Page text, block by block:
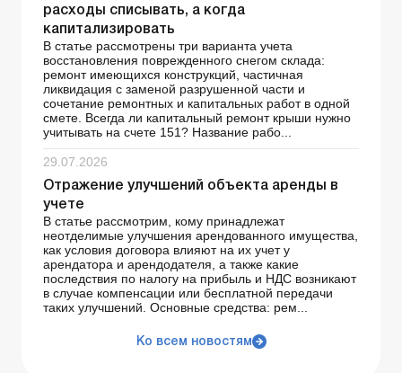
расходы списывать, а когда
капитализировать
В статье рассмотрены три варианта учета
восстановления поврежденного снегом склада:
ремонт имеющихся конструкций, частичная
ликвидация с заменой разрушенной части и
сочетание ремонтных и капитальных работ в одной
смете. Всегда ли капитальный ремонт крыши нужно
учитывать на счете 151? Название рабо...
29.07.2026
Отражение улучшений объекта аренды в
учете
В статье рассмотрим, кому принадлежат
неотделимые улучшения арендованного имущества,
как условия договора влияют на их учет у
арендатора и арендодателя, а также какие
последствия по налогу на прибыль и НДС возникают
в случае компенсации или бесплатной передачи
таких улучшений. Основные средства: рем...
Ко всем новостям